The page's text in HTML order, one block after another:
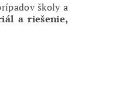
školy a
a riešenie,